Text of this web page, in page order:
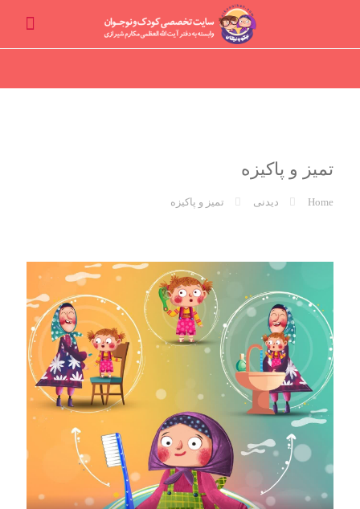
تمیز و پاکیزه
Home دیدنی تمیز و پاکیزه